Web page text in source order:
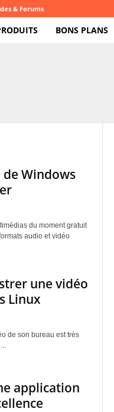
& Forums
BONS PLANS
Windows
du moment gratuit
audio et vidéo
une vidéo
Linux
de son bureau est très
application